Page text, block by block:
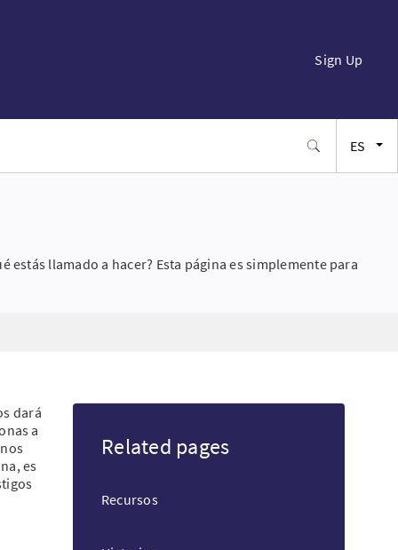
Sign Up
ES
estás llamado a hacer? Esta página es simplemente para
dará
a
es
Related pages
Recursos